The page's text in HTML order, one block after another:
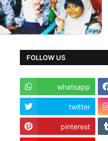
FOLLOW US
whatsapp
twitter
pinterest